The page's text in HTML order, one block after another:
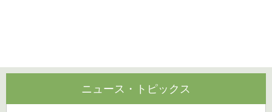
ニュース・トピックス